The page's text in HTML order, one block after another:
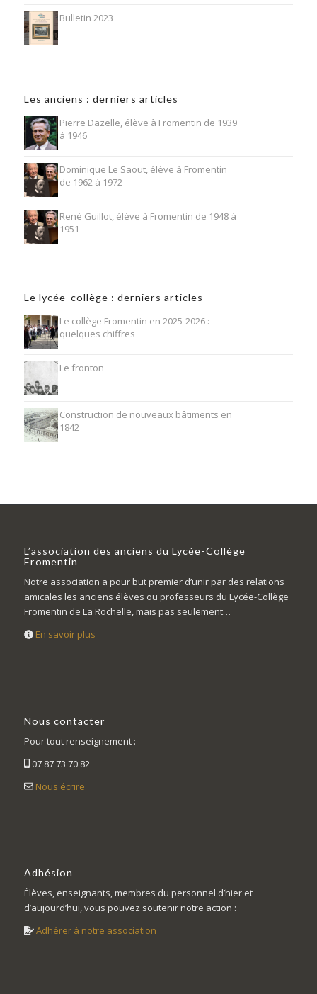
Bulletin 2023
Les anciens : derniers articles
Pierre Dazelle, élève à Fromentin de 1939
à 1946
Dominique Le Saout, élève à Fromentin
de 1962 à 1972
René Guillot, élève à Fromentin de 1948 à
1951
Le lycée-collège : derniers articles
Le collège Fromentin en 2025-2026 :
quelques chiffres
Le fronton
Construction de nouveaux bâtiments en
1842
L’association des anciens du Lycée-Collège
Fromentin
Notre association a pour but premier d’unir par des relations
amicales les anciens élèves ou professeurs du Lycée-Collège
Fromentin de La Rochelle, mais pas seulement…
En savoir plus
Nous contacter
Pour tout renseignement :
07 87 73 70 82
Nous écrire
Adhésion
Élèves, enseignants, membres du personnel d’hier et
d’aujourd’hui, vous pouvez soutenir notre action :
Adhérer à notre association